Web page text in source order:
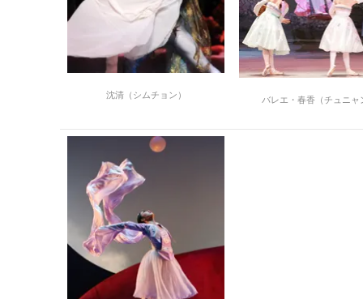
沈清（シムチョン） バレエ・春香（チュニャ